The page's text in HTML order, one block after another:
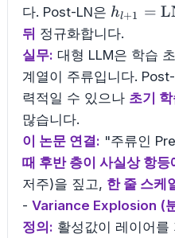
다. Post-LN은 hl+1 =
뒤 정규화합니다.
실무: 대형 LLM은 학습
계열이 주류입니다.
력적일 수 있으나 초기
많습니다.
이 논문 연결: "주류인
때 후반 층이 사실상 항
저주)을 짚고, 한 줄 스케
- Variance Explosion (
정의: 활성값이 레이어를